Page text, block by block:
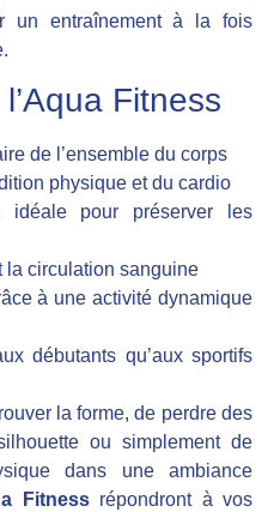
un entraînement à la fois
Fitness
de l’ensemble du corps
physique et du cardio
idéale pour préserver les
la circulation sanguine
à une activité dynamique
débutants qu’aux sportifs
la forme, de perdre des
ou simplement de
dans une ambiance
Fitnessrépondront à vos